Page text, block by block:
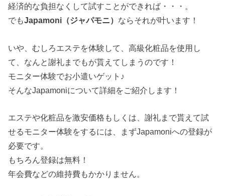
経済的な負担なくして試すことができれば・・・。
でもJapamoni（ジャパモニ） ならそれが叶います！
いや、むしろエステを体験して、高級化粧品を使用し
て、なんと謝礼までもが貰えてしまうのです！
モニター体験でお小遣いゲット♪
そんなJapamoniについて詳細をご紹介します！
エステや化粧品を激安価格もしくは、謝礼まで貰えて試
せるモニター体験をするには、まずJapamoniへの登録が
必要です。
もちろん登録は無料！
年会費などの維持費もかかりません。